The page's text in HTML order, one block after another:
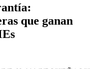
que ganan